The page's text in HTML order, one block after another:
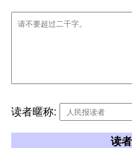
读者暱称:
读